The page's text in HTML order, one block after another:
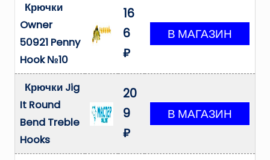
Крючки
Owner
50921 Penny
Hook №10
16
6
₽
Крючки Jig
It Round
Bend Treble
Hooks
20
9
₽